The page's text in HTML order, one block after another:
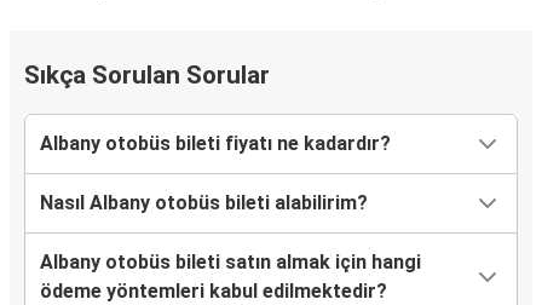
Sıkça Sorulan Sorular
Albany otobüs bileti fiyatı ne kadardır?
Nasıl Albany otobüs bileti alabilirim?
Albany otobüs bileti satın almak için hangi
ödeme yöntemleri kabul edilmektedir?